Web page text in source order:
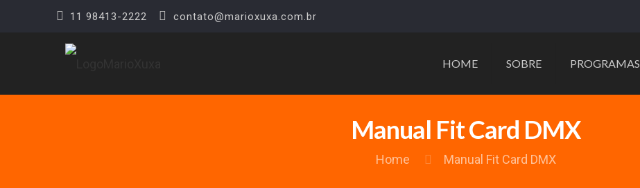
11 98413-2222 contato@marioxuxa.com.br
HOME SOBRE PROGRAMAS
Manual Fit Card DMX
Home Manual Fit Card DMX